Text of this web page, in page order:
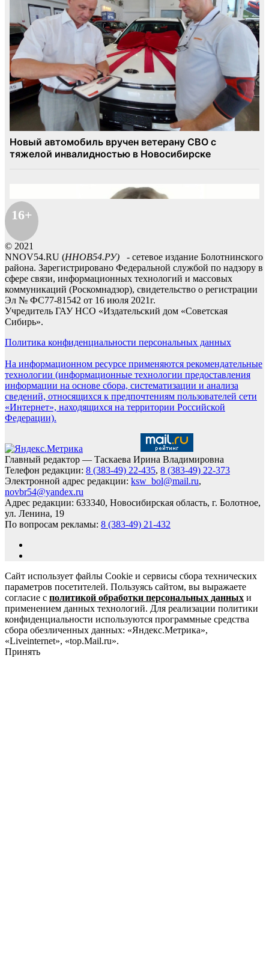
16+
© 2021
NNOV54.RU (ННОВ54.РУ) - сетевое издание Болотнинского
района. Зарегистрировано Федеральной службой по надзору в
сфере связи, информационных технологий и массовых
коммуникаций (Роскомнадзор), свидетельство о регистрации
Эл № ФС77-81542 от 16 июля 2021г.
Учредитель ГАУ НСО «Издательский дом «Советская
Сибирь».
Политика конфиденциальности персональных данных
На информационном ресурсе применяются рекомендательные
технологии (информационные технологии предоставления
информации на основе сбора, систематизации и анализа
сведений, относящихся к предпочтениям пользователей сети
«Интернет», находящихся на территории Российской
Федерации).
Главный редактор — Таскаева Ирина Владимировна
Телефон редакции: 8 (383-49) 22-435, 8 (383-49) 22-373
Электронной адрес редакции: ksw_bol@mail.ru,
novbr54@yandex.ru
Адрес редакции: 633340, Новосибирская область, г. Болотное,
ул. Ленина, 19
По вопросам рекламы: 8 (383-49) 21-432
Сайт использует файлы Cookie и сервисы сбора технических
параметров посетителей. Пользуясь сайтом, вы выражаете
согласие с политикой обработки персональных данных и
применением данных технологий. Для реализации политики
конфиденциальности используются программные средства
сбора обезличенных данных: «Яндекс.Метрика»,
«Liveinternet», «top.Mail.ru».
Принять